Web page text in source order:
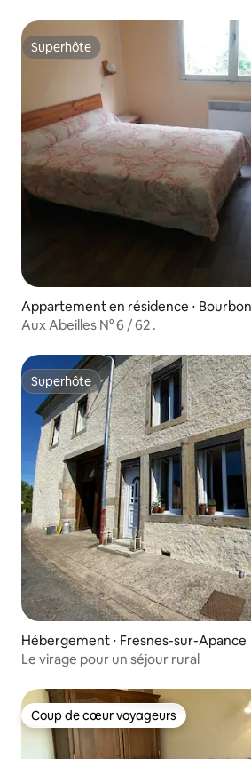
Superhôte
Superhôte
Appartement en résidence ⋅
ains
Aux Abeilles N° 6 / 62 .
Superhôte
Superhôte
Hébergement ⋅ Fresnes-sur-Apance
Le virage pour un séjour rural
Coup de cœur voyageurs
Coup de cœur voyageurs